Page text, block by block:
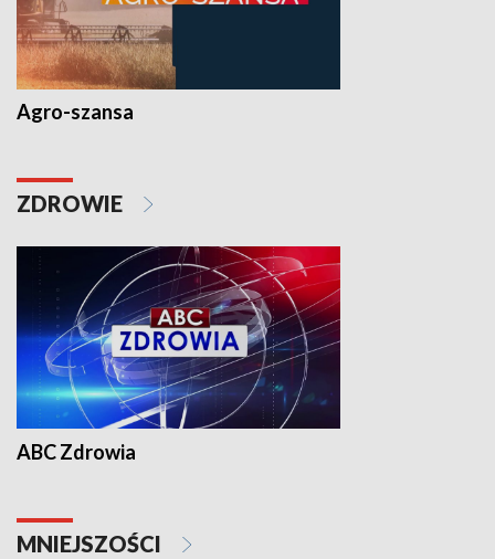
Agro-szansa
ZDROWIE
ABC Zdrowia
MNIEJSZOŚCI